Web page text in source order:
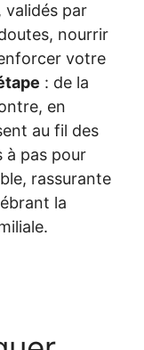
validés par
nourrir
votre
: de la
en
au fil des
à pas pour
rassurante
la